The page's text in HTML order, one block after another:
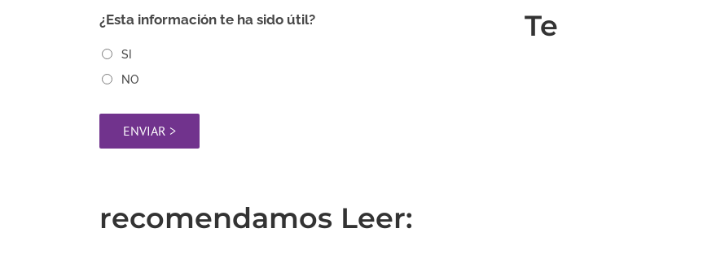
¿Esta información te ha sido útil?
SI
NO
Te
recomendamos Leer: